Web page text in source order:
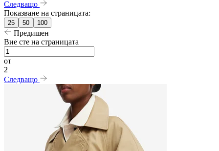
Следващо
Показване на страницата:
25 50 100
Предишен
Вие сте на страницата
от
2
Следващо